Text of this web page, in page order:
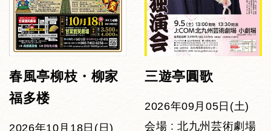
春風亭柳枝・柳家
福多楼
2026年10月18日(日)
三遊亭圓歌
2026年09月05日(土)
会場 : 北九州芸術劇場